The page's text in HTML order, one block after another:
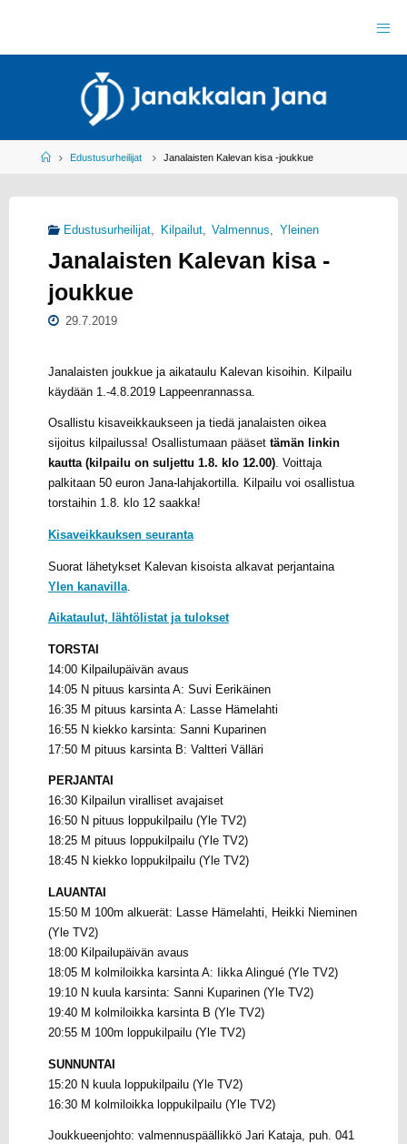
AN
HomeEdustusurheilijat Janalaisten Kalevan kisa -joukkue
Edustusurheilijat, Kilpailut, Valmennus, Yleinen
Janalaisten Kalevan kisa -
joukkue
29.7.2019
Janalaisten joukkue ja aikataulu Kalevan kisoihin. Kilpailu
käydään 1.-4.8.2019 Lappeenrannassa.
Osallistu kisaveikkaukseen ja tiedä janalaisten oikea
sijoitus kilpailussa! Osallistumaan pääset tämän linkin
kautta (kilpailu on suljettu 1.8. klo 12.00). Voittaja
palkitaan 50 euron Jana-lahjakortilla. Kilpailu voi osallistua
torstaihin 1.8. klo 12 saakka!
Kisaveikkauksen seuranta
Suorat lähetykset Kalevan kisoista alkavat perjantaina
Ylen kanavilla.
Aikataulut, lähtölistat ja tulokset
TORSTAI
14:00 Kilpailupäivän avaus
14:05 N pituus karsinta A: Suvi Eerikäinen
16:35 M pituus karsinta A: Lasse Hämelahti
16:55 N kiekko karsinta: Sanni Kuparinen
17:50 M pituus karsinta B: Valtteri Välläri
PERJANTAI
16:30 Kilpailun viralliset avajaiset
16:50 N pituus loppukilpailu (Yle TV2)
18:25 M pituus loppukilpailu (Yle TV2)
18:45 N kiekko loppukilpailu (Yle TV2)
LAUANTAI
15:50 M 100m alkuerät: Lasse Hämelahti, Heikki Nieminen
(Yle TV2)
18:00 Kilpailupäivän avaus
18:05 M kolmiloikka karsinta A: Iikka Alingué (Yle TV2)
19:10 N kuula karsinta: Sanni Kuparinen (Yle TV2)
19:40 M kolmiloikka karsinta B (Yle TV2)
20:55 M 100m loppukilpailu (Yle TV2)
SUNNUNTAI
15:20 N kuula loppukilpailu (Yle TV2)
16:30 M kolmiloikka loppukilpailu (Yle TV2)
Joukkueenjohto: valmennuspäällikkö Jari Kataja, puh. 041